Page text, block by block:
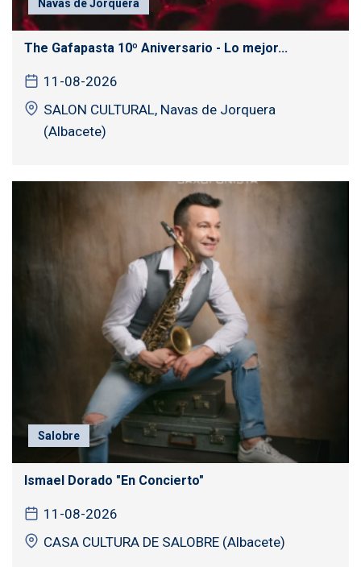
Navas de Jorquera
The Gafapasta 10º Aniversario - Lo mejor...
11-08-2026
SALON CULTURAL, Navas de Jorquera
(Albacete)
Salobre
Ismael Dorado "En Concierto"
11-08-2026
CASA CULTURA DE SALOBRE (Albacete)